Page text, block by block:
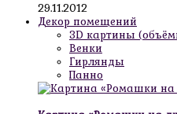
29.11.2012
Декор помещений
3D картины
Венки
Гирлянды
Панно